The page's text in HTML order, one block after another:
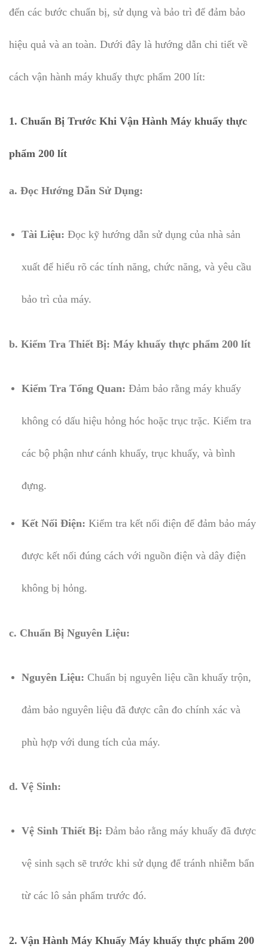
đến các bước chuẩn bị, sử dụng và bảo trì để đảm bảo
hiệu quả và an toàn. Dưới đây là hướng dẫn chi tiết về
cách vận hành máy khuấy thực phẩm 200 lít:
1. Chuẩn Bị Trước Khi Vận Hành Máy khuấy thực
phẩm 200 lít
a. Đọc Hướng Dẫn Sử Dụng:
Tài Liệu: Đọc kỹ hướng dẫn sử dụng của nhà sản
xuất để hiểu rõ các tính năng, chức năng, và yêu cầu
bảo trì của máy.
b. Kiểm Tra Thiết Bị: Máy khuấy thực phẩm 200 lít
Kiểm Tra Tổng Quan: Đảm bảo rằng máy khuấy
không có dấu hiệu hỏng hóc hoặc trục trặc. Kiểm tra
các bộ phận như cánh khuấy, trục khuấy, và bình
đựng.
Kết Nối Điện: Kiểm tra kết nối điện để đảm bảo máy
được kết nối đúng cách với nguồn điện và dây điện
không bị hỏng.
c. Chuẩn Bị Nguyên Liệu:
Nguyên Liệu: Chuẩn bị nguyên liệu cần khuấy trộn,
đảm bảo nguyên liệu đã được cân đo chính xác và
phù hợp với dung tích của máy.
d. Vệ Sinh:
Vệ Sinh Thiết Bị: Đảm bảo rằng máy khuấy đã được
vệ sinh sạch sẽ trước khi sử dụng để tránh nhiễm bẩn
từ các lô sản phẩm trước đó.
2. Vận Hành Máy Khuấy Máy khuấy thực phẩm 200